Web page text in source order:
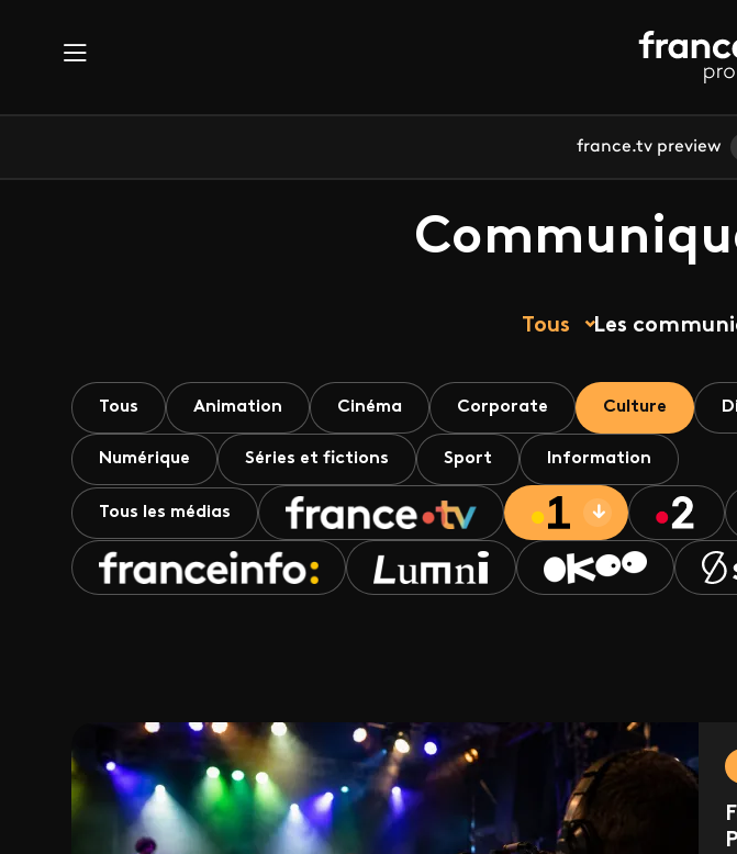
france.tv preview
Tous Les
Tous Animation Cinéma Corporate Culture
Numérique Séries et fictions Sport Information
Tous les médias